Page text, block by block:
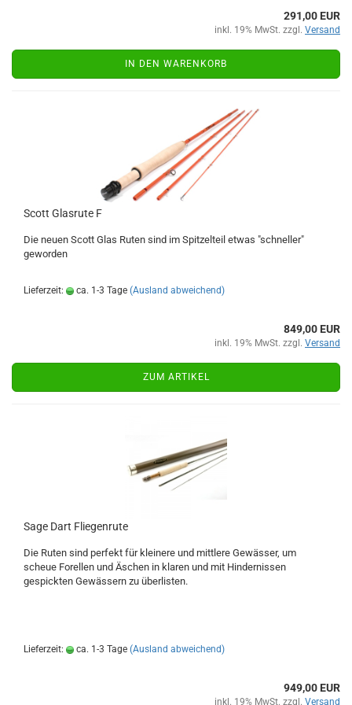
291,00 EUR
inkl. 19% MwSt. zzgl. Versand
IN DEN WARENKORB
Scott Glasrute F
Die neuen Scott Glas Ruten sind im Spitzelteil etwas "schneller"
geworden
Lieferzeit: ca. 1-3 Tage (Ausland abweichend)
849,00 EUR
inkl. 19% MwSt. zzgl. Versand
ZUM ARTIKEL
Sage Dart Fliegenrute
Die Ruten sind perfekt für kleinere und mittlere Gewässer, um
scheue Forellen und Äschen in klaren und mit Hindernissen
gespickten Gewässern zu überlisten.
Lieferzeit: ca. 1-3 Tage (Ausland abweichend)
949,00 EUR
inkl. 19% MwSt. zzgl. Versand